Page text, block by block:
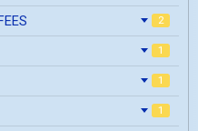
2
1
1
1